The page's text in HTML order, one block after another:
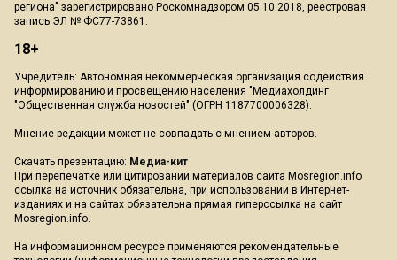
региона" зарегистрировано Роскомнадзором 05.10.2018, реестровая
запись ЭЛ № ФС77-73861.
18+
Учредитель: Автономная некоммерческая организация содействия
информированию и просвещению населения "Медиахолдинг
"Общественная служба новостей" (ОГРН 1187700006328).
Мнение редакции может не совпадать с мнением авторов.
Скачать презентацию: Медиа-кит
При перепечатке или цитировании материалов сайта Mosregion.info
ссылка на источник обязательна, при использовании в Интернет-
изданиях и на сайтах обязательна прямая гиперссылка на сайт
Mosregion.info.
На информационном ресурсе применяются рекомендательные